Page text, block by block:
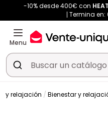
-10% desde 400€ con
Termina en:
Menu
y relajación Bienestar y